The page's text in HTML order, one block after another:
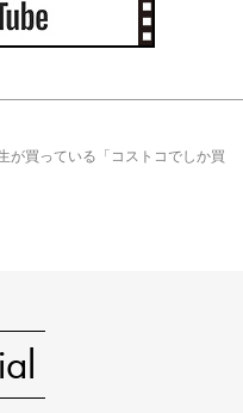
が買っている「コストコでしか買